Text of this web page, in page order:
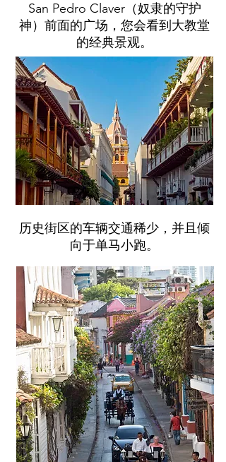
San Pedro Claver（奴隶的守护
神）前面的广场，您会看到大教堂
的经典景观。
历史街区的车辆交通稀少，并且倾
向于单马小跑。